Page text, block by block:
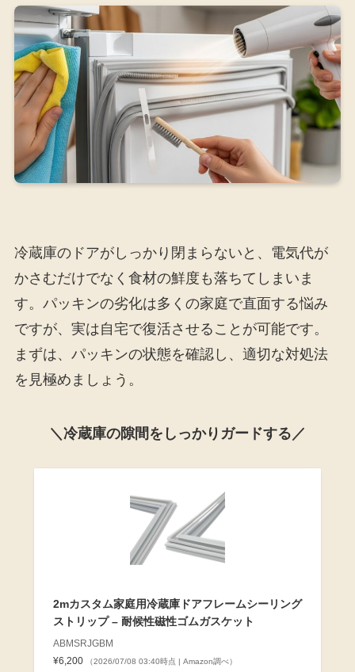
冷蔵庫のドアがしっかり閉まらないと、電気代が
かさむだけでなく食材の鮮度も落ちてしまいま
す。パッキンの劣化は多くの家庭で直面する悩み
ですが、実は自宅で復活させることが可能です。
まずは、パッキンの状態を確認し、適切な対処法
を見極めましょう。
＼冷蔵庫の隙間をしっかりガードする／
2mカスタム家庭用冷蔵庫ドアフレームシーリング
ストリップ – 耐候性磁性ゴムガスケット
ABMSRJGBM
¥6,200
（2026/07/08 03:40時点 | Amazon調べ）